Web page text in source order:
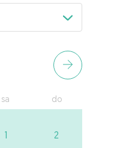
sa do
1 2